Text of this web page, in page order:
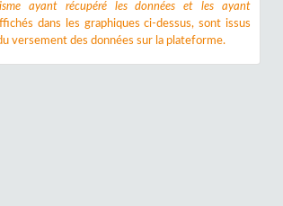
ayant récupéré les données et les ayant
dans les graphiques ci-dessus, sont issus
versement des données sur la plateforme.